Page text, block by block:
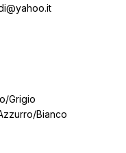
Grigio
Bianco